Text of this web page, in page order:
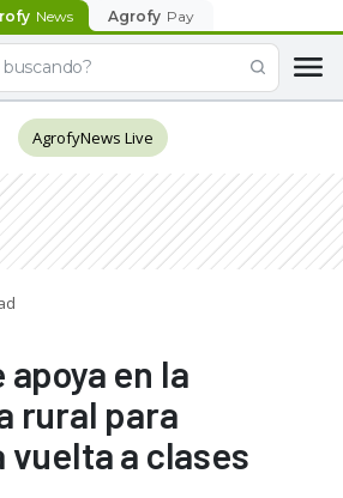
News Agrofy Pay
AgrofyNews Live
apoya en la
rural para
vuelta a clases